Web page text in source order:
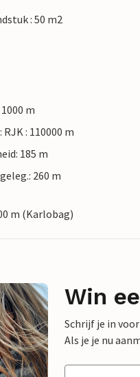
: 50 m2
m
: 110000 m
185 m
260 m
m (Karlobag)
Win
Schrijf je in
Als je je nu